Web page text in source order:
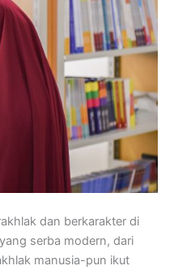
dan berkarakter di
serba modern, dari
manusia-pun ikut